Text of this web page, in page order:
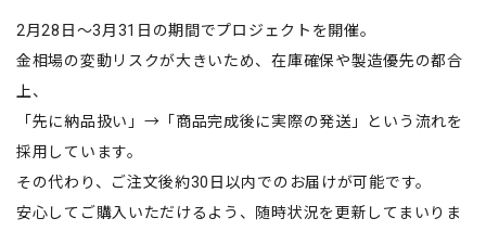
2月28日～3月31日の期間でプロジェクトを開催。
金相場の変動リスクが大きいため、在庫確保や製造優先の都合
上、
「先に納品扱い」→「商品完成後に実際の発送」という流れを
採用しています。
その代わり、ご注文後約30日以内でのお届けが可能です。
安心してご購入いただけるよう、随時状況を更新してまいりま